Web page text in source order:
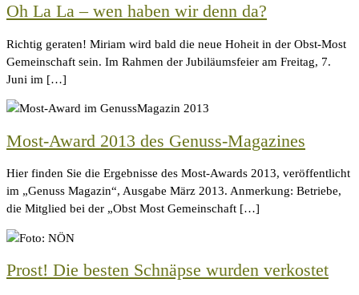
Oh La La – wen haben wir denn da?
Richtig geraten! Miriam wird bald die neue Hoheit in der Obst-Most
Gemeinschaft sein. Im Rahmen der Jubiläumsfeier am Freitag, 7.
Juni im […]
Most-Award 2013 des Genuss-Magazines
Hier finden Sie die Ergebnisse des Most-Awards 2013, veröffentlicht
im „Genuss Magazin“, Ausgabe März 2013. Anmerkung: Betriebe,
die Mitglied bei der „Obst Most Gemeinschaft […]
Prost! Die besten Schnäpse wurden verkostet